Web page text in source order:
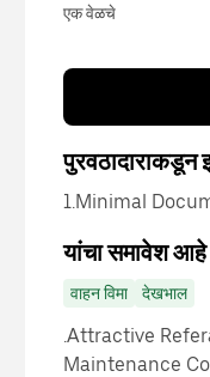
एक वेळचे
पुरवठादाराकडून
1.Minimal
यांचा समावेश आहे
वाहन विमा देखभाल
.Attractive
Maintenance